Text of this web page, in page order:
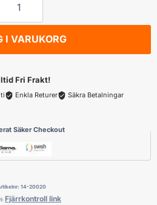
Extern
med
indikator
mängd
I VARUKORG
Fri Frakt!
Enkla Returer Säkra Betalningar
Säker Checkout
14-20020
Fjärrkontroll link